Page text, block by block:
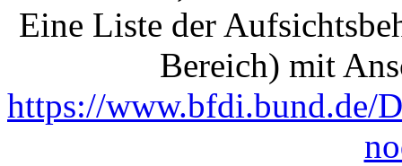
Eine Liste der
Bereich) mit
https://www.bfdi.bund.de/